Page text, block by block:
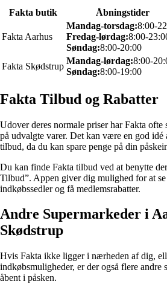
Fakta butik Åbningstider
Fakta Aarhus
Mandag-torsdag:8:00-
Fredag-lørdag:8:00-
Søndag:8:00-20:00
Fakta Skødstrup
Mandag-lørdag:8:00-
Søndag:8:00-19:00
Fakta Tilbud og Rabatter
Udover deres normale priser har Fakta
på udvalgte varer. Det kan være en god idé
tilbud, da du kan spare penge på din
Du kan finde Fakta tilbud ved at benytte
Tilbud”. Appen giver dig mulighed for at
indkøbssedler og få medlemsrabatter.
Andre Supermarkeder i
Skødstrup
Hvis Fakta ikke ligger i nærheden af dig,
indkøbsmuligheder, er der også flere andre
åbent i påsken.